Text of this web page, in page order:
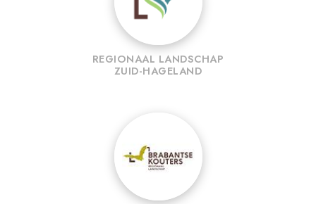
REGIONAAL LANDSCHAP
ZUID-HAGELAND